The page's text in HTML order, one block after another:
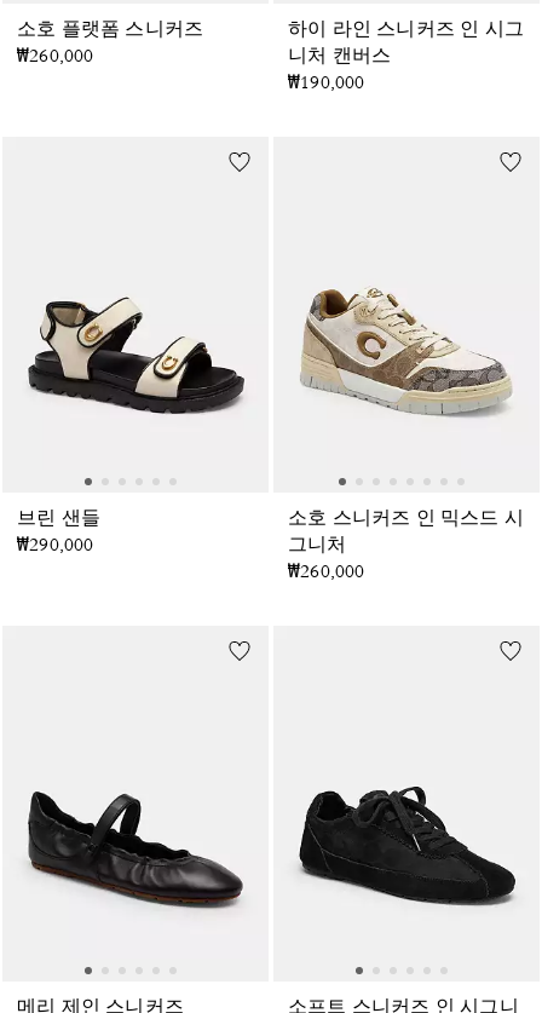
소호 플랫폼 스니커즈
₩260,000
하이 라인 스니커즈 인 시그
니처 캔버스
₩190,000
브린 샌들
₩290,000
소호 스니커즈 인 믹스드 시
그니처
₩260,000